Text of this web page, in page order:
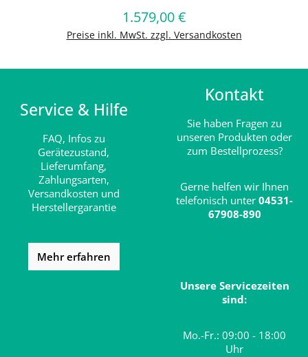
Regulärer Preis:
1.579,00 €
Preise inkl. MwSt. zzgl. Versandkosten
In den Warenkorb
Service & Hilfe
FAQ, Infos zu
Gerätezustand,
Lieferumfang,
Zahlungsarten,
Versandkosten und
Herstellergarantie
Mehr erfahren
Kontakt
Sie haben Fragen zu
unseren Produkten oder
zum Bestellprozess?
Gerne helfen wir Ihnen
telefonisch unter 04531-
67908-890
Unsere Servicezeiten
sind:
Mo.-Fr.: 09:00 - 18:00
Uhr